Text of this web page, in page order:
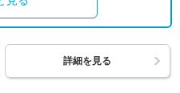
詳細を見る